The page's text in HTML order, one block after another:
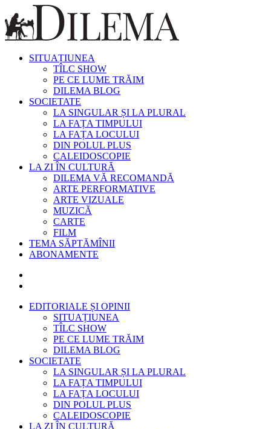
SITUAȚIUNEA
TÎLC SHOW
PE CE LUME TRĂIM
DILEMA BLOG
SOCIETATE
LA SINGULAR ȘI LA PLURAL
LA FAȚA TIMPULUI
LA FAȚA LOCULUI
DIN POLUL PLUS
CALEIDOSCOPIE
LA ZI ÎN CULTURĂ
DILEMA VĂ RECOMANDĂ
ARTE PERFORMATIVE
ARTE VIZUALE
MUZICĂ
CARTE
FILM
TEMA SĂPTĂMÎNII
ABONAMENTE
EDITORIALE ȘI OPINII
SITUAȚIUNEA
TÎLC SHOW
PE CE LUME TRĂIM
DILEMA BLOG
SOCIETATE
LA SINGULAR ȘI LA PLURAL
LA FAȚA TIMPULUI
LA FAȚA LOCULUI
DIN POLUL PLUS
CALEIDOSCOPIE
LA ZI ÎN CULTURĂ